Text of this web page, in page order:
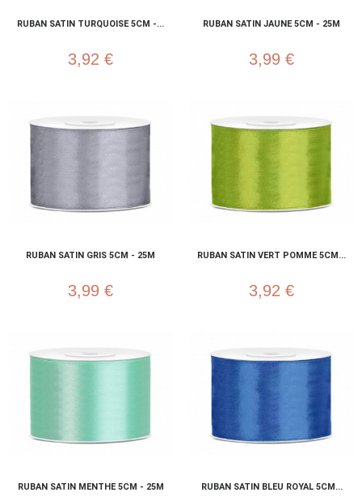
RUBAN SATIN TURQUOISE 5CM -...
3,92 €
RUBAN SATIN JAUNE 5CM - 25M
3,99 €
RUBAN SATIN GRIS 5CM - 25M
3,99 €
RUBAN SATIN VERT POMME 5CM...
3,92 €
RUBAN SATIN MENTHE 5CM - 25M RUBAN SATIN BLEU ROYAL 5CM...